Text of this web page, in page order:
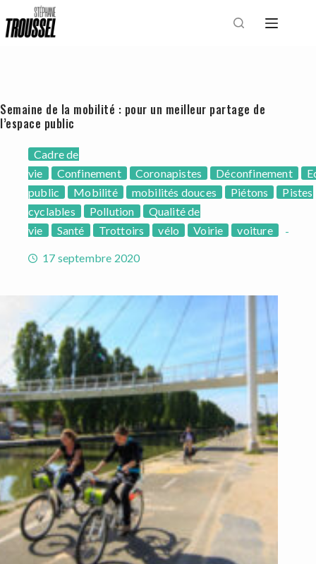
au
Semaine de la mobilité : pour un meilleur partage de
l’espace public
Cadre de
vie
Confinement Coronapistes Déconfinement
public
Mobilité mobilités douces Piétons
Pistes
cyclables
Pollution
Qualité de
vie
Santé Trottoirs vélo Voirie voiture
17 septembre 2020